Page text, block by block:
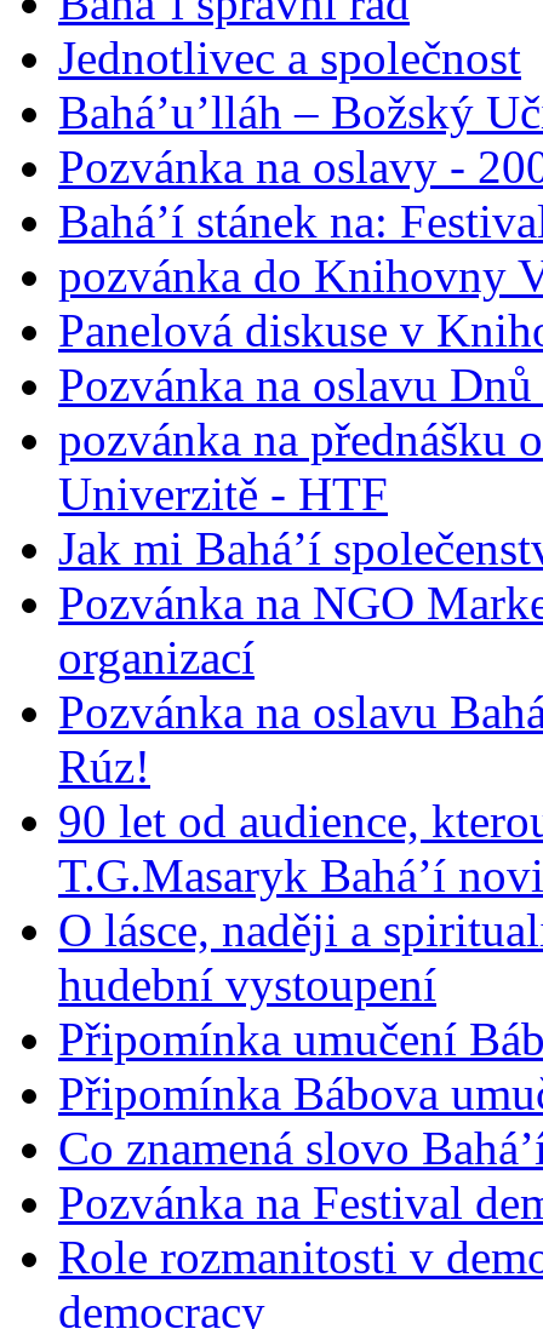
Jednotlivec a společnost
Bahá’u’lláh – Božský
Pozvánka na oslavy -
Bahá’í stánek na:
pozvánka do Knihovny
Panelová diskuse v
Pozvánka na oslavu
pozvánka na přednášku
Univerzitě - HTF
Jak mi Bahá’í
Pozvánka na NGO
organizací
Pozvánka na oslavu
Rúz!
90 let od audience,
T.G.Masaryk Bahá’í
O lásce, naději a
hudební vystoupení
Připomínka umučení
Připomínka Bábova
Co znamená slovo
Pozvánka na Festival
Role rozmanitosti v
democracy